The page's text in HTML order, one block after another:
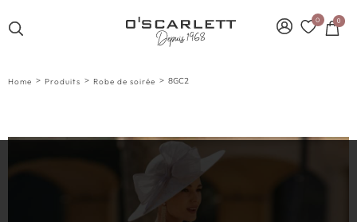
0 0
Home > Produits > Robe de soirée > 8GC2